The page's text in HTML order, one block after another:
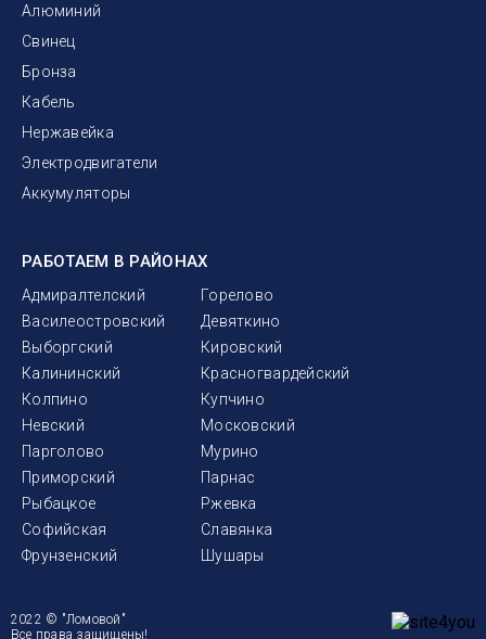
Алюминий
Свинец
Бронза
Кабель
Нержавейка
Электродвигатели
Аккумуляторы
РАБОТАЕМ В РАЙОНАХ
Адмиралтелский
Горелово
Василеостровский
Девяткино
Выборгский
Кировский
Калининский
Красногвардейский
Колпино
Купчино
Невский
Московский
Парголово
Мурино
Приморский
Парнас
Рыбацкое
Ржевка
Софийская
Славянка
Фрунзенский
Шушары
2022 © "Ломовой"
Все права защищены!